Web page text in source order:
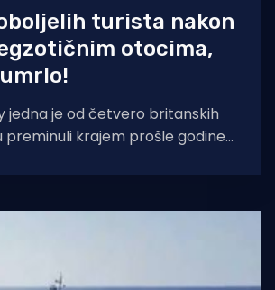
turista nakon
otocima,
jedna je od četvero britanskih
preminuli krajem prošle godine i